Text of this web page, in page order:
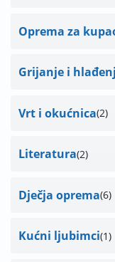
Oprema za
Grijanje i
Vrt i okućnica 2
Literatura 2
Dječja oprema 6
Kućni ljubimci 1